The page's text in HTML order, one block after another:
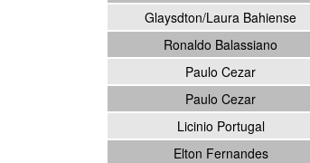
Glaysdton/Laura Bahiense
Ronaldo Balassiano
Paulo Cezar
Paulo Cezar
Licinio Portugal
Elton Fernandes